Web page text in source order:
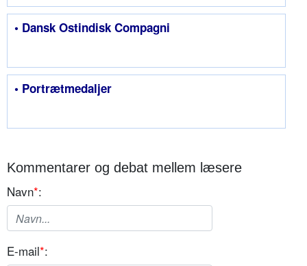
• Dansk Ostindisk Compagni
• Portrætmedaljer
Kommentarer og debat mellem læsere
Navn*:
E-mail*: